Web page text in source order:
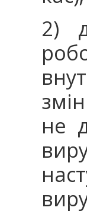
2)
не